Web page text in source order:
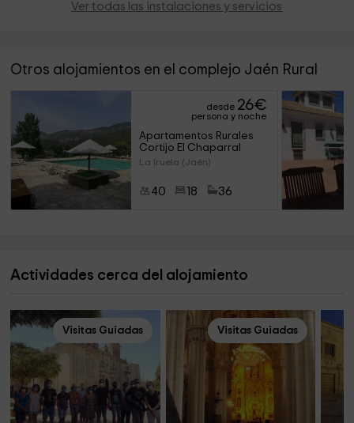
Ver todas las instalaciones y servicios
Otros alojamientos en el complejo Jaén Rural
desde 26€
persona y noche
Apartamentos Rurales
Cortijo El Chaparral
La Iruela (Jaén)
40 18 36
Actividades cerca del alojamiento
Visitas Guiadas Visitas Guiadas